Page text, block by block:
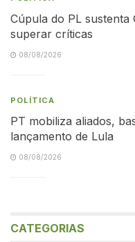
Cúpula do PL sustenta
superar críticas
08/08/2026
POLÍTICA
PT mobiliza aliados,
lançamento de Lula
08/08/2026
CATEGORIAS